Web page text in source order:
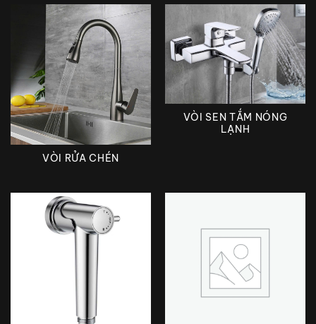
VÒI RỬA CHÉN
VÒI SEN TẮM NÓNG
LẠNH